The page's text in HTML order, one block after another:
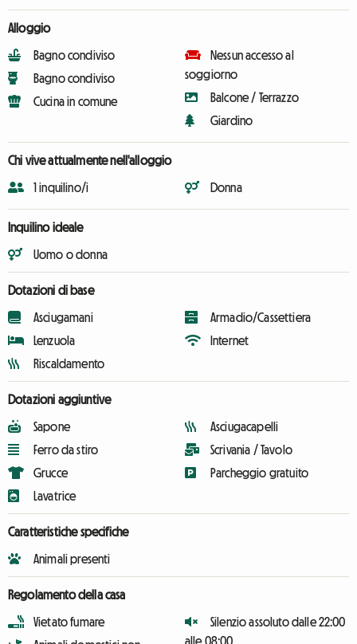
Alloggio
Bagno condiviso
Bagno condiviso
Cucina in comune
Nessun accesso al
soggiorno
Balcone / Terrazzo
Giardino
Chi vive attualmente nell'alloggio
1 inquilino/i Donna
Inquilino ideale
Uomo o donna
Dotazioni di base
Asciugamani
Lenzuola
Riscaldamento
Armadio/Cassettiera
Internet
Dotazioni aggiuntive
Sapone
Ferro da stiro
Grucce
Lavatrice
Asciugacapelli
Scrivania / Tavolo
Parcheggio gratuito
Caratteristiche specifiche
Animali presenti
Regolamento della casa
Vietato fumare
Silenzio assoluto dalle 22:00
alle 08:00